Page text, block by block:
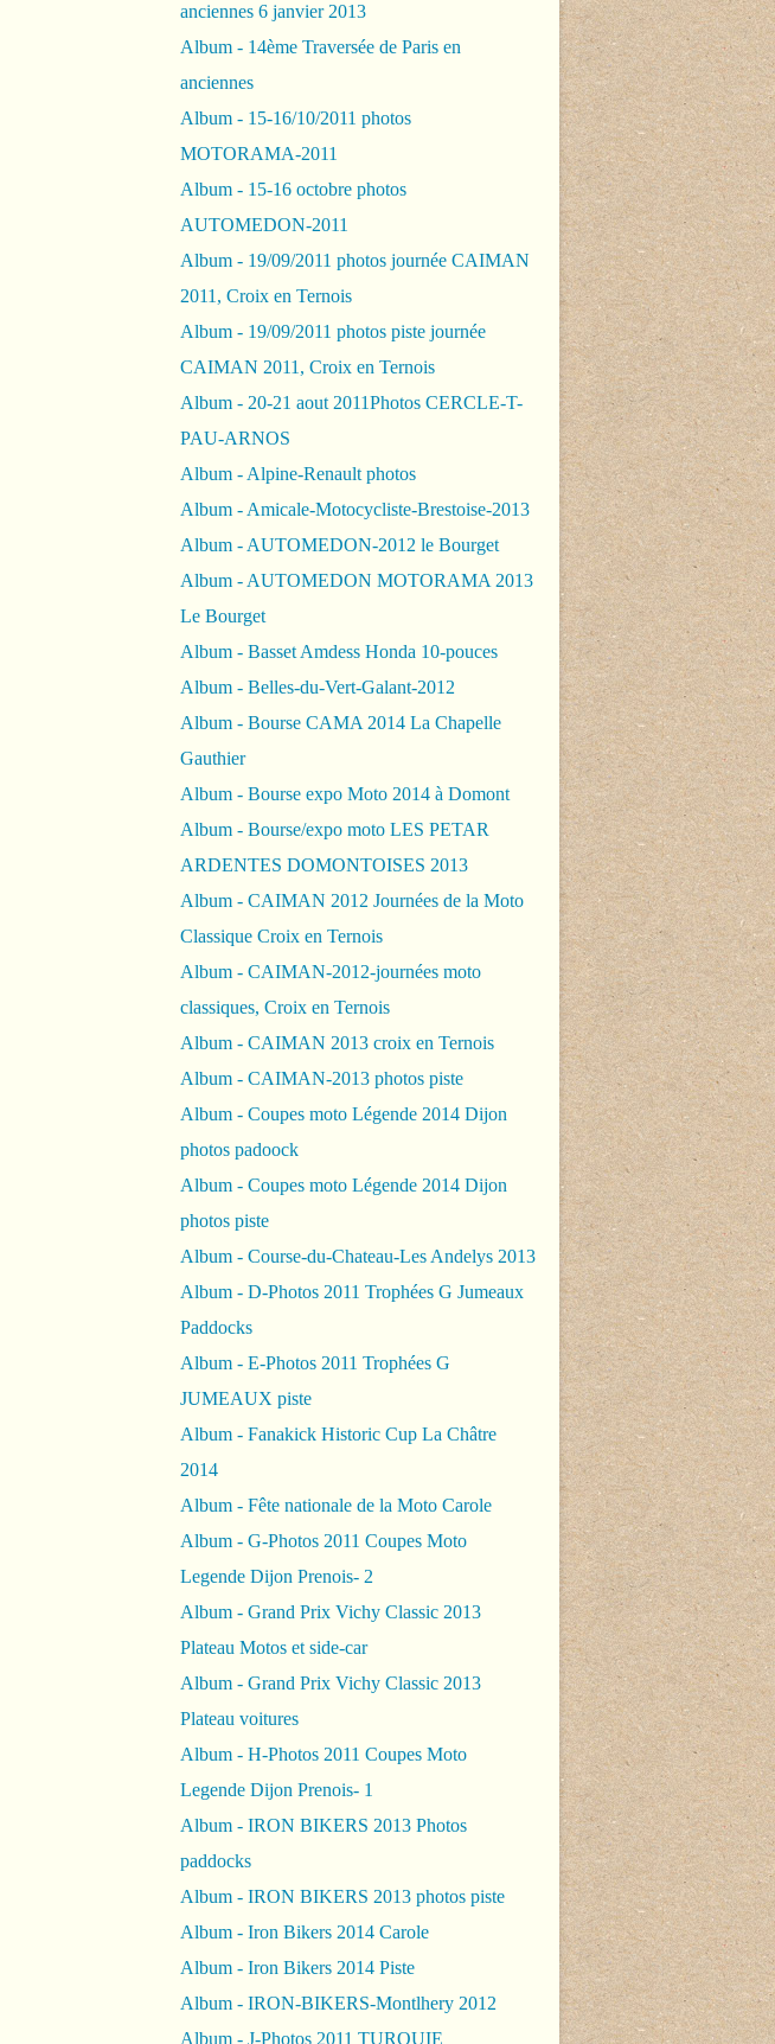
anciennes 6 janvier 2013
Album - 14ème Traversée de Paris en
anciennes
Album - 15-16/10/2011 photos
MOTORAMA-2011
Album - 15-16 octobre photos
AUTOMEDON-2011
Album - 19/09/2011 photos journée CAIMAN
2011, Croix en Ternois
Album - 19/09/2011 photos piste journée
CAIMAN 2011, Croix en Ternois
Album - 20-21 aout 2011Photos CERCLE-T-
PAU-ARNOS
Album - Alpine-Renault photos
Album - Amicale-Motocycliste-Brestoise-2013
Album - AUTOMEDON-2012 le Bourget
Album - AUTOMEDON MOTORAMA 2013
Le Bourget
Album - Basset Amdess Honda 10-pouces
Album - Belles-du-Vert-Galant-2012
Album - Bourse CAMA 2014 La Chapelle
Gauthier
Album - Bourse expo Moto 2014 à Domont
Album - Bourse/expo moto LES PETAR
ARDENTES DOMONTOISES 2013
Album - CAIMAN 2012 Journées de la Moto
Classique Croix en Ternois
Album - CAIMAN-2012-journées moto
classiques, Croix en Ternois
Album - CAIMAN 2013 croix en Ternois
Album - CAIMAN-2013 photos piste
Album - Coupes moto Légende 2014 Dijon
photos padoock
Album - Coupes moto Légende 2014 Dijon
photos piste
Album - Course-du-Chateau-Les Andelys 2013
Album - D-Photos 2011 Trophées G Jumeaux
Paddocks
Album - E-Photos 2011 Trophées G
JUMEAUX piste
Album - Fanakick Historic Cup La Châtre
2014
Album - Fête nationale de la Moto Carole
Album - G-Photos 2011 Coupes Moto
Legende Dijon Prenois- 2
Album - Grand Prix Vichy Classic 2013
Plateau Motos et side-car
Album - Grand Prix Vichy Classic 2013
Plateau voitures
Album - H-Photos 2011 Coupes Moto
Legende Dijon Prenois- 1
Album - IRON BIKERS 2013 Photos
paddocks
Album - IRON BIKERS 2013 photos piste
Album - Iron Bikers 2014 Carole
Album - Iron Bikers 2014 Piste
Album - IRON-BIKERS-Montlhery 2012
Album - J-Photos 2011 TURQUIE